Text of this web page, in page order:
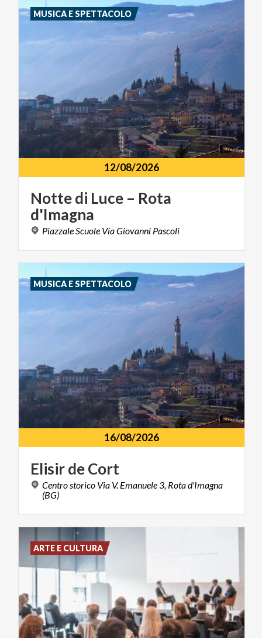
12/08/2026
Nottedi Luce – Rota
d'Imagna
PiazzaleScuole ViaGiovanni Pascoli
MUSICA E SPETTACOLO
16/08/2026
ElisirdeCort
Centro storico Via V. Emanuele 3, Rota d'Imagna
(BG)
MUSICA E SPETTACOLO
ARTE E CULTURA